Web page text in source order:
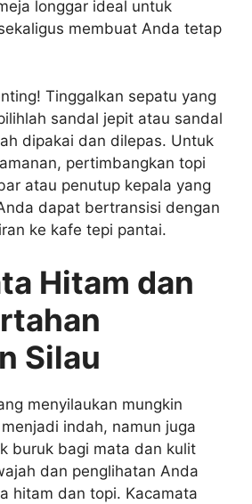
longgar ideal untuk
membuat Anda tetap
Tinggalkan sepatu yang
sandal jepit atau sandal
dipakai dan dilepas. Untuk
pertimbangkan topi
atau penutup kepala yang
dapat bertransisi dengan
ke kafe tepi pantai.
Hitam dan
Silau
menyilaukan mungkin
indah, namun juga
buruk bagi mata dan kulit
dan penglihatan Anda
hitam dan topi. Kacamata